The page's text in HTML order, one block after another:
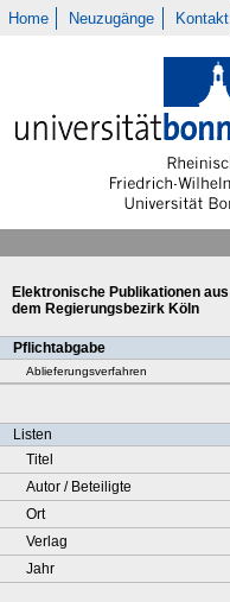
Home Neuzugänge Kontakt
Elektronische Publikationen aus
dem Regierungsbezirk Köln
Pflichtabgabe
Ablieferungsverfahren
Listen
Titel
Autor / Beteiligte
Ort
Verlag
Jahr